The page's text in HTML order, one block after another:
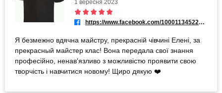
1 вересня 2023
https://www.facebook.com/100011345222269
Я безмежно вдячна майстру, прекрасній чівчині Елені, за
прекрасный майстер клас! Вона передала свої знання
професійно, ненав'язливо з можливістю проявити свою
творчість і навчитися новому! Щиро дякую ❤️